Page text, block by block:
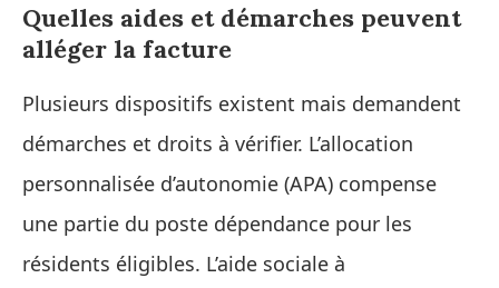
Quelles aides et démarches peuvent
alléger la facture
Plusieurs dispositifs existent mais demandent
démarches et droits à vérifier. L’allocation
personnalisée d’autonomie (APA) compense
une partie du poste dépendance pour les
résidents éligibles. L’aide sociale à